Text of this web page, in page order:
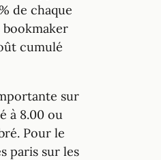
de chaque
bookmaker
cumulé
sur
à 8.00 ou
Pour le
paris sur les